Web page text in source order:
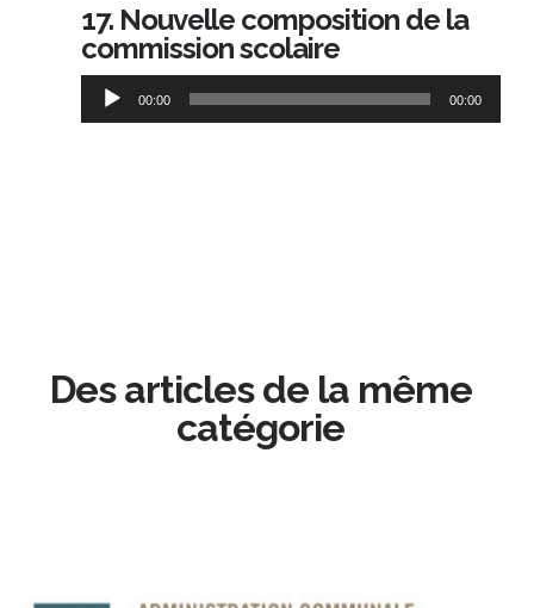
17. Nouvelle composition de la
commission scolaire
Lecteur
audio
00:00 00:00
Des articles de la même
catégorie